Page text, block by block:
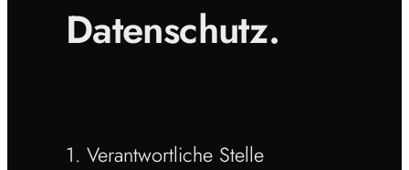
Datenschutz.
1. Verantwortliche Stelle